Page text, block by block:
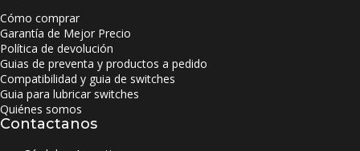
Cómo comprar
Garantía de Mejor Precio
Política de devolución
Guias de preventa y productos a pedido
Compatibilidad y guia de switches
Guia para lubricar switches
Quiénes somos
Contactanos